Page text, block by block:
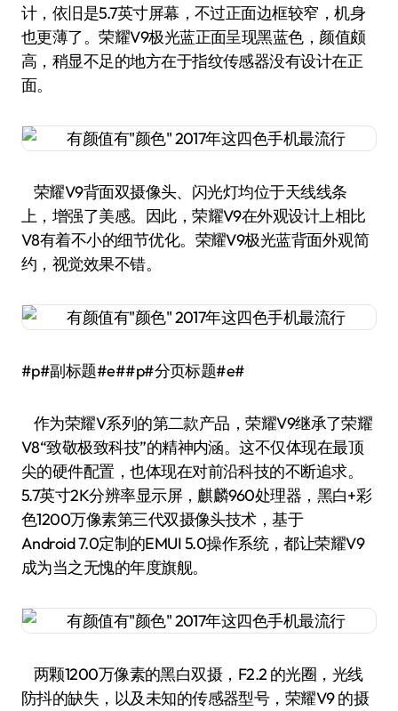
计，依旧是5.7英寸屏幕，不过正面边框较窄，机身
也更薄了。荣耀V9极光蓝正面呈现黑蓝色，颜值颇
高，稍显不足的地方在于指纹传感器没有设计在正
面。
荣耀V9背面双摄像头、闪光灯均位于天线线条
上，增强了美感。因此，荣耀V9在外观设计上相比
V8有着不小的细节优化。荣耀V9极光蓝背面外观简
约，视觉效果不错。
#p#副标题#e##p#分页标题#e#
作为荣耀V系列的第二款产品，荣耀V9继承了荣耀
V8“致敬极致科技”的精神内涵。这不仅体现在最顶
尖的硬件配置，也体现在对前沿科技的不断追求。
5.7英寸2K分辨率显示屏，麒麟960处理器，黑白+彩
色1200万像素第三代双摄像头技术，基于
Android 7.0定制的EMUI 5.0操作系统，都让荣耀V9
成为当之无愧的年度旗舰。
两颗1200万像素的黑白双摄，F2.2 的光圈，光线
防抖的缺失，以及未知的传感器型号，荣耀V9 的摄